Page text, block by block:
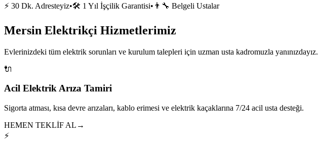
⚡ 30 Dk. Adresteyiz•🛠️ 1 Yıl İşçilik Garantisi• 👨‍🔧 Belgeli Ustalar
Mersin Elektrikçi Hizmetlerimiz
Evlerinizdeki tüm elektrik sorunları ve kurulum talepleri için uzman usta kadromuzla yanınızdayız.
🔌
Acil Elektrik Arıza Tamiri
Sigorta atması, kısa devre arızaları, kablo erimesi ve elektrik kaçaklarına 7/24 acil usta desteği.
HEMEN TEKLİF AL →
⚡